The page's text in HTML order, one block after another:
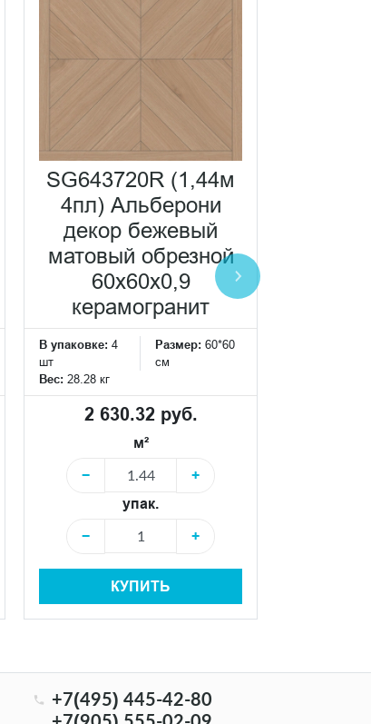
SG643720R (1,44м
4пл) Альберони
декор бежевый
матовый обрезной
60x60x0,9
керамогранит
В упаковке: 4
шт
Размер: 60*60
см
Вес: 28.28 кг
2 630.32 руб.
м²
−
+
упак.
−
+
КУПИТЬ
+7(495) 445-42-80